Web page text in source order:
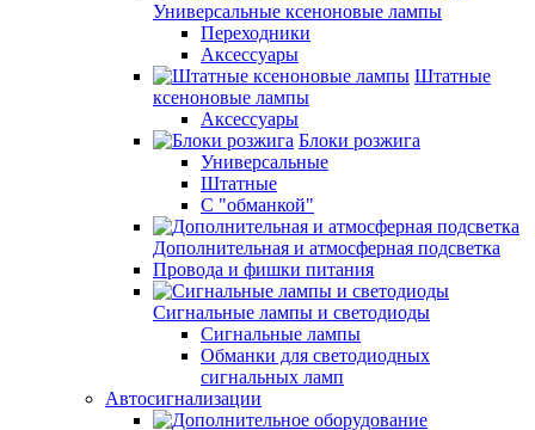
Универсальные ксеноновые лампы
Переходники
Аксессуары
Штатные
ксеноновые лампы
Аксессуары
Блоки розжига
Универсальные
Штатные
С "обманкой"
Дополнительная и атмосферная подсветка
Провода и фишки питания
Cигнальные лампы и светодиоды
Сигнальные лампы
Обманки для светодиодных
сигнальных ламп
Автосигнализации